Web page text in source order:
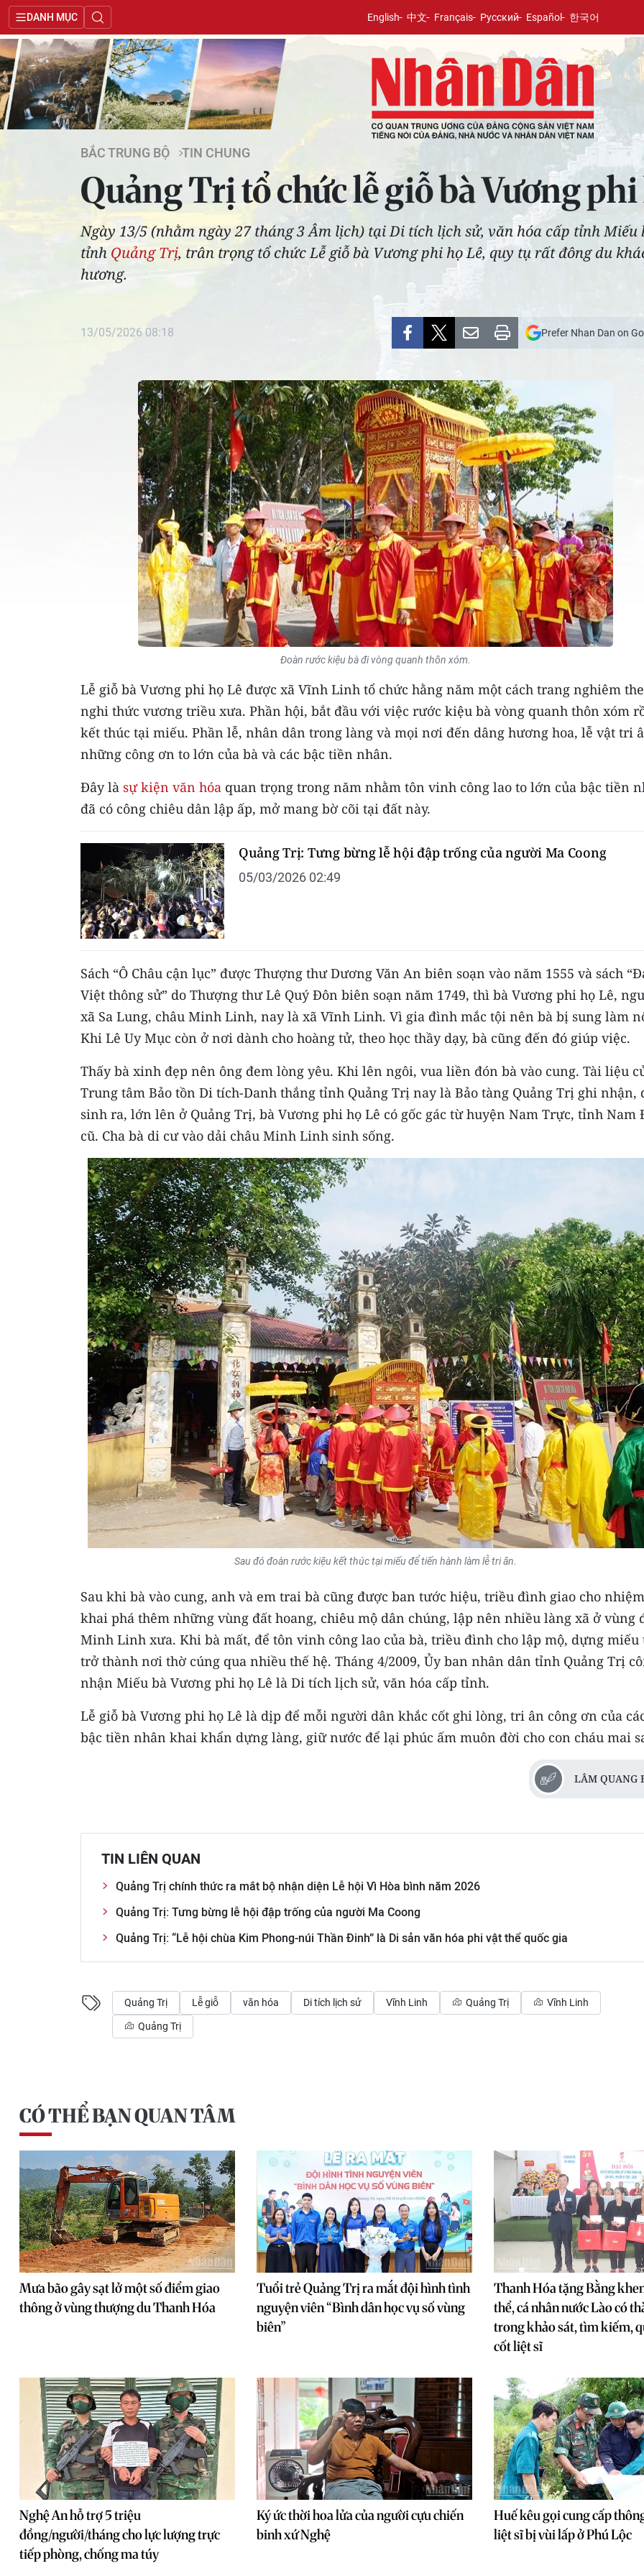
DANH MỤC English 中文 Français Русский Español 한국어
BẮC TRUNG BỘ TIN CHUNG
Quảng Trị tổ chức lễ giỗ bà Vương
Ngày 13/5 (nhằm ngày 27 tháng 3 Âm lịch) tại Di tích lịch sử, văn hóa cấp tỉnh
tỉnh Quảng Trị, trân trọng tổ chức Lễ giỗ bà Vương phi họ Lê, quy tụ rất đông du
hương.
13/05/2026 08:18 Prefer Nhan Dan on
Đoàn rước kiệu bà đi vòng quanh thôn xóm.
Lễ giỗ bà Vương phi họ Lê được xã Vĩnh Linh tổ chức hằng năm một cách trang nghiêm
nghi thức vương triều xưa. Phần hội, bắt đầu với việc rước kiệu bà vòng quanh thôn xóm
kết thúc tại miếu. Phần lễ, nhân dân trong làng và mọi nơi đến dâng hương hoa, lễ vật tri
những công ơn to lớn của bà và các bậc tiền nhân.
Đây là sự kiện văn hóa quan trọng trong năm nhằm tôn vinh công lao to lớn của bậc tiền
đã có công chiêu dân lập ấp, mở mang bờ cõi tại đất này.
Quảng Trị: Tưng bừng lễ hội đập trống của người Ma Coong
05/03/2026 02:49
Sách “Ô Châu cận lục” được Thượng thư Dương Văn An biên soạn vào năm 1555 và sách
Việt thông sử” do Thượng thư Lê Quý Đôn biên soạn năm 1749, thì bà Vương phi họ Lê,
xã Sa Lung, châu Minh Linh, nay là xã Vĩnh Linh. Vì gia đình mắc tội nên bà bị sung làm
Khi Lê Uy Mục còn ở nơi dành cho hoàng tử, theo học thầy dạy, bà cũng đến đó giúp việc.
Thấy bà xinh đẹp nên ông đem lòng yêu. Khi lên ngôi, vua liền đón bà vào cung. Tài liệu
Trung tâm Bảo tồn Di tích-Danh thắng tỉnh Quảng Trị nay là Bảo tàng Quảng Trị ghi nhận,
sinh ra, lớn lên ở Quảng Trị, bà Vương phi họ Lê có gốc gác từ huyện Nam Trực, tỉnh Nam
cũ. Cha bà di cư vào dải châu Minh Linh sinh sống.
Sau đó đoàn rước kiệu kết thúc tại miếu để tiến hành làm lễ tri ân.
Sau khi bà vào cung, anh và em trai bà cũng được ban tước hiệu, triều đình giao cho
khai phá thêm những vùng đất hoang, chiêu mộ dân chúng, lập nên nhiều làng xã ở vùng
Minh Linh xưa. Khi bà mất, để tôn vinh công lao của bà, triều đình cho lập mộ, dựng miếu
trở thành nơi thờ cúng qua nhiều thế hệ. Tháng 4/2009, Ủy ban nhân dân tỉnh Quảng Trị
nhận Miếu bà Vương phi họ Lê là Di tích lịch sử, văn hóa cấp tỉnh.
Lễ giỗ bà Vương phi họ Lê là dịp để mỗi người dân khắc cốt ghi lòng, tri ân công ơn của
bậc tiền nhân khai khẩn dựng làng, giữ nước để lại phúc ấm muôn đời cho con cháu mai
LÂM QUANG
TIN LIÊN QUAN
Quảng Trị chính thức ra mắt bộ nhận diện Lễ hội Vì Hòa bình năm 2026
Quảng Trị: Tưng bừng lễ hội đập trống của người Ma Coong
Quảng Trị: “Lễ hội chùa Kim Phong-núi Thần Đinh” là Di sản văn hóa phi vật thể quốc gia
Quảng Trị Lễ giỗ văn hóa Di tích lịch sử Vĩnh Linh Quảng Trị Vĩnh Linh
Quảng Trị
CÓ THỂ BẠN QUAN TÂM
Mưa bão gây sạt lở một số điểm giao
thông ở vùng thượng du Thanh Hóa
Tuổi trẻ Quảng Trị ra mắt đội hình tình
nguyện viên “Bình dân học vụ số vùng
biên”
Thanh Hóa tặng Bằng
thể, cá nhân nước Lào có
trong khảo sát, tìm kiếm,
cốt liệt sĩ
Nghệ An hỗ trợ 5 triệu
đồng/người/tháng cho lực lượng trực
tiếp phòng, chống ma túy
Ký ức thời hoa lửa của người cựu chiến
binh xứ Nghệ
Huế kêu gọi cung cấp
liệt sĩ bị vùi lấp ở Phú Lộc